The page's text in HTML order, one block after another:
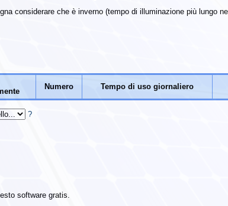
considerare che è inverno (tempo di illuminazione più lungo
Numero Tempo di uso giornaliero
?
software gratis.